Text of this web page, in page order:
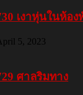
เงาหุ่นในห้อง
5, 2023
ศาลริมทาง